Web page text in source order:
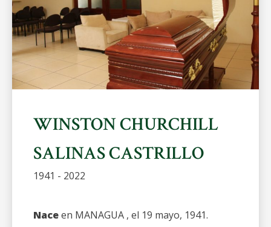
WINSTON CHURCHILL
SALINAS CASTRILLO
1941 - 2022
Naceen MANAGUA , el 19 mayo, 1941.